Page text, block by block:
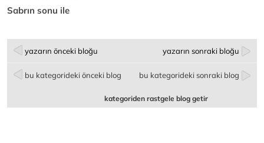
Sabrın sonu ile
yazarın önceki bloğu yazarın sonraki bloğu
bu kategorideki önceki blog bu kategorideki sonraki blog
kategoriden rastgele blog getir